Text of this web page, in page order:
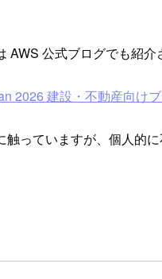
公式ブログでも紹介
2026 建設・不動産向け
っていますが、個人的